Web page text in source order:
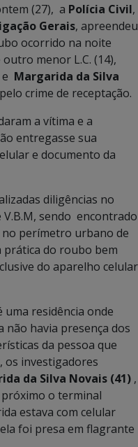
(27), a Polícia Civil,
Gerais, apreendeu
ocorrido na noite
menor L.C. (14),
Margarida da Silva
crime de receptação.
a vítima e a
entregasse sua
e documento da
diligências no
sendo encontrado
no perímetro urbano de
prática do roubo bem
do aparelho celular
uma residência onde
não havia presença dos
da pessoa que
os investigadores
da Silva Novais (41) ,
o terminal
estava com celular
foi presa em flagrante